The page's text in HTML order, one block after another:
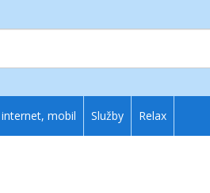
internet, mobil Služby Relax